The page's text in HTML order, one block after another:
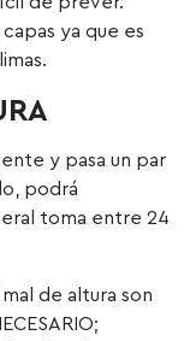
ya que es
y pasa un par
podrá
toma entre 24
de altura son